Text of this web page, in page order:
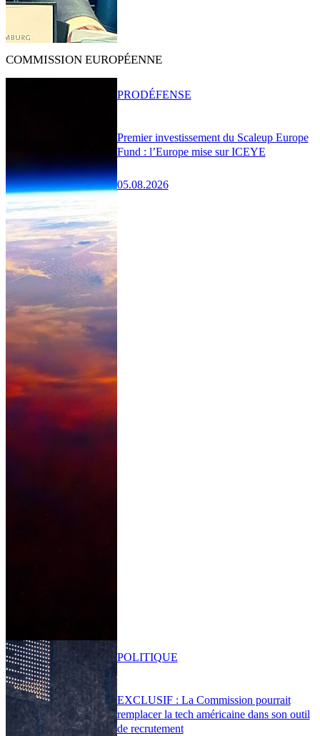
COMMISSION EUROPÉENNE
Premier investissement du Scaleup Europe
Fund : l’Europe mise sur ICEYE
05.08.2026
PRODÉFENSE
EXCLUSIF : La Commission pourrait
remplacer la tech américaine dans son outil
de recrutement
POLITIQUE